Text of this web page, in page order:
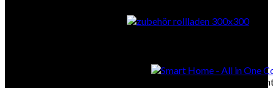
Smart Home - All in One